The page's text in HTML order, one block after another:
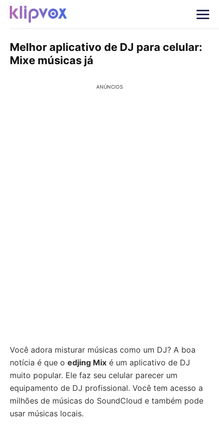
Melhor aplicativo de DJ para celular:
Mixe músicas já
ANÚNCIOS
Você adora misturar músicas como um DJ? A boa
notícia é que o edjing Mix é um aplicativo de DJ
muito popular. Ele faz seu celular parecer um
equipamento de DJ profissional. Você tem acesso a
milhões de músicas do SoundCloud e também pode
usar músicas locais.